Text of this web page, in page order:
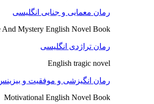
رمان معمایی و جنایی انگلیسی
And Mystery English Novel Book
رمان تراژدی انگلیسی
English tragic novel
رمان انگیزشی و موفقیت و
Motivational English Novel Book